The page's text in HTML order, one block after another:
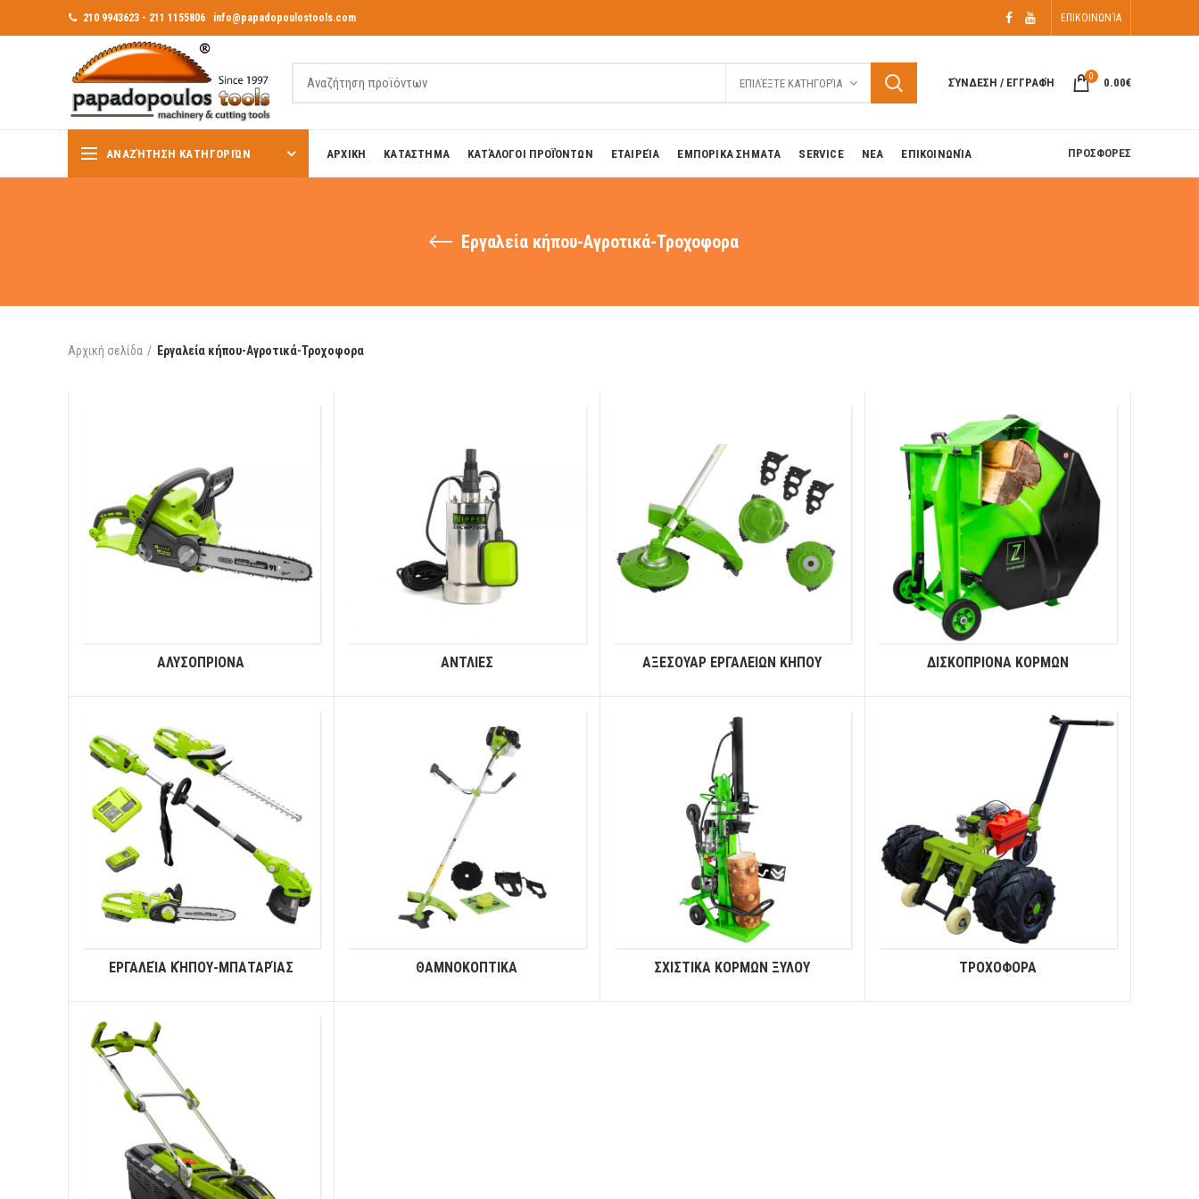
210 9943623 - 211 1155806 info@papadopoulostools.com ΕΠΙΚΟΙΝΩΝΊΑ
ΕΠΙΛΈΞΤΕ ΚΑΤΗΓΟΡΊΑ ΣΎΝΔΕΣΗ / ΕΓΓΡΑΦΉ 0 0.00€
ΑΝΑΖΉΤΗΣΗ ΚΑΤΗΓΟΡΙΏΝ ΑΡΧΙΚΗ ΚΑΤΑΣΤΗΜΑ ΚΑΤΆΛΟΓΟΙ ΠΡΟΪΌΝΤΩΝ ΕΤΑΙΡΕΊΑ ΕΜΠΟΡΙΚΑ ΣΗΜΑΤΑ SERVICE ΝΕΑ ΕΠΙΚΟΙΝΩΝΊΑ ΠΡΟΣΦΟΡΕΣ
Εργαλεία κήπου-Αγροτικά-Τροχοφορα
Αρχική σελίδα Εργαλεία κήπου-Αγροτικά-Τροχοφορα
ΑΛΥΣΟΠΡΙΟΝΑ ΑΝΤΛΙΕΣ ΑΞΕΣΟΥΑΡ ΕΡΓΑΛΕΙΩΝ ΚΗΠΟΥ ΔΙΣΚΟΠΡΙΟΝΑ ΚΟΡΜΩΝ
ΕΡΓΑΛΕΊΑ ΚΉΠΟΥ-ΜΠΑΤΑΡΊΑΣ ΘΑΜΝΟΚΟΠΤΙΚΑ ΣΧΙΣΤΙΚΑ ΚΟΡΜΩΝ ΞΥΛΟΥ ΤΡΟΧΟΦΟΡΑ